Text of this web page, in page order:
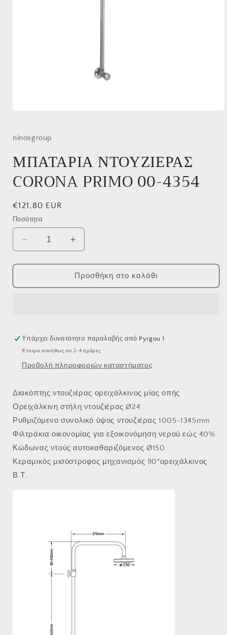
στο
βοηθητικό
ninosgroup
ΜΠΑΤΑΡΙΑ ΝΤΟΥΖΙΕΡΑΣ
CORONA PRIMO 00-4354
Κανονική
τιμή
€121,80 EUR
Ποσότητα
Μείωση
ποσότητας
για
ΝΤΟΥΖΙΕΡΑΣ
Αύξηση
ποσότητας
για
ΜΠΑΤΑΡΙΑ
ΝΤΟΥΖΙΕΡΑΣ
Προσθήκη στο καλάθι
Υπάρχει δυνατότητα παραλαβής από Pyrgou 1
Έτοιμο συνήθως σε 2-4 ημέρες
Προβολή πληροφοριών καταστήματος
Διακόπτης ντουζιέρας ορειχάλκινος μίας οπής
Ορειχάλκινη στήλη ντουζιέρας Ø24
Ρυθμιζόμενο συνολικό ύψος ντουζιέρας 1005-1345mm
Φιλτράκια οικονομίας για εξοικονόμηση νερού εώς 40%
Κώδωνας ντούς αυτοκαθαριζόμενος Ø150
Κεραμικός μισόστροφος μηχανισμός 90°ορειχάλκινος
Β.Τ.